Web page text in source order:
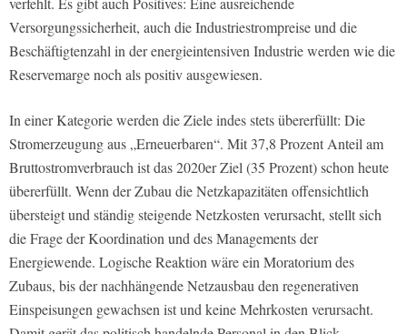
Versorgungssicherheit, auch die Industriestrompreise und die
Beschäftigtenzahl in der energieintensiven Industrie werden wie die
Reservemarge noch als positiv ausgewiesen.
In einer Kategorie werden die Ziele indes stets übererfüllt: Die
Stromerzeugung aus „Erneuerbaren“. Mit 37,8 Prozent Anteil am
Bruttostromverbrauch ist das 2020er Ziel (35 Prozent) schon heute
übererfüllt. Wenn der Zubau die Netzkapazitäten offensichtlich
übersteigt und ständig steigende Netzkosten verursacht, stellt sich
die Frage der Koordination und des Managements der
Energiewende. Logische Reaktion wäre ein Moratorium des
Zubaus, bis der nachhängende Netzausbau den regenerativen
Einspeisungen gewachsen ist und keine Mehrkosten verursacht.